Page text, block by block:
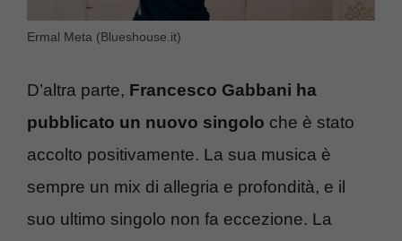
Ermal Meta (Blueshouse.it)
D’altra parte, Francesco Gabbani ha
pubblicato un nuovo singolo che è stato
accolto positivamente. La sua musica è
sempre un mix di allegria e profondità, e il
suo ultimo singolo non fa eccezione. La